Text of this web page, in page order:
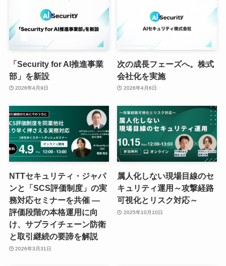
「Security for AI推進事業
部」を新設
2026年4月9日
次の成長フェーズへ。株式
会社化を実施
2026年4月6日
NTTセキュリティ・ジャパ
ンと「SCS評価制度」の実
務対応セミナーを共催 ―
評価段階の本格運用に向
け、サプライチェーン防衛
と取引継続の要諦を解説
2026年3月31日
属人化しない現場目線のセ
キュリティ運用～攻撃経路
可視化とリスク対応～
2025年10月10日